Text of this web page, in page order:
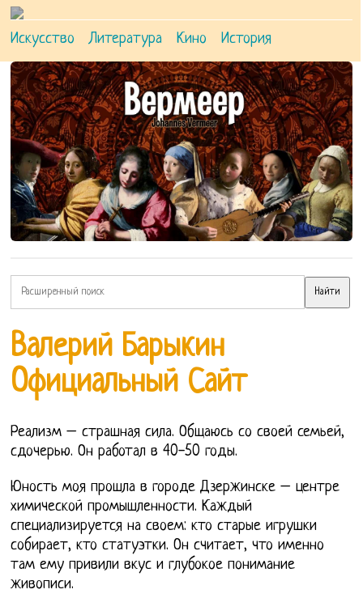
Искусство Литература Кино История
Валерий Барыкин
Официальный Сайт
Реализм – страшная сила. Общаюсь со своей семьей,
сдочерью. Он работал в 40-50 годы.
Юность моя прошла в городе Дзержинске – центре
химической промышленности. Каждый
специализируется на своем: кто старые игрушки
собирает, кто статуэтки. Он считает, что именно
там ему привили вкус и глубокое понимание
живописи.